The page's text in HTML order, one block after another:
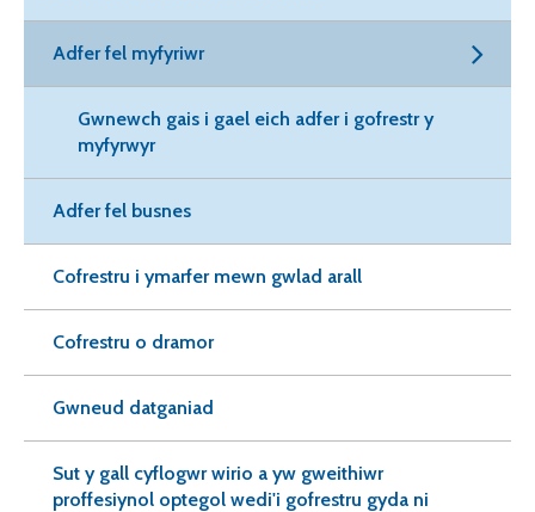
Adfer fel myfyriwr
Gwnewch gais i gael eich adfer i gofrestr y
myfyrwyr
Adfer fel busnes
Cofrestru i ymarfer mewn gwlad arall
Cofrestru o dramor
Gwneud datganiad
Sut y gall cyflogwr wirio a yw gweithiwr
proffesiynol optegol wedi'i gofrestru gyda ni